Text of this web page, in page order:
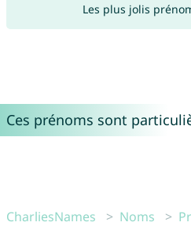
Les plus jolis
Ces prénoms sont
CharliesNames Noms